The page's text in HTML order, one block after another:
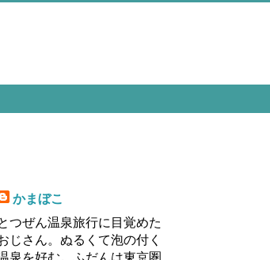
かまぼこ
つぜん温泉旅行に目覚めた
じさん。ぬるくて泡の付く
泉を好む。ふだんは東京圏